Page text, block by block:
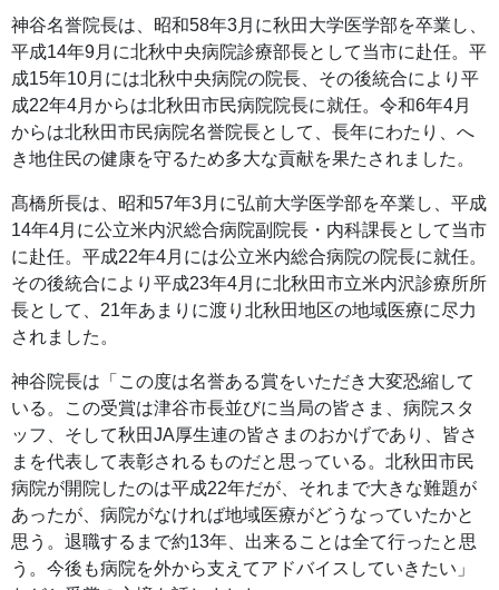
神谷名誉院長は 、昭和58年3月に秋田大学医学部を卒業し、
平成14年9月に北秋中央病院診療部長として当市に赴任。平
成15年10月には北秋中央病院の院長、その後統合により平
成22年4月からは北秋田市民病院院長に就任。令和6年4月
からは北秋田市民病院名誉院長として、長年にわたり、へ
き地住民の健康を守るため多大な貢献を果たされました。
髙橋所長は 、昭和57年3月に弘前大学医学部を卒業し、平成
14年4月に公立米内沢総合病院副院長・内科課長として当市
に赴任。平成22年4月には公立米内総合病院の院長に就任。
その後統合により平成23年4月に北秋田市立米内沢診療所所
長として、21年あまりに渡り北秋田地区の地域医療に尽力
されました。
神谷院長は「この度は名誉ある賞をいただき大変恐縮して
いる。この受賞は津谷市長並びに当局の皆さま、病院スタ
ッフ、そして秋田JA厚生連の皆さまのおかげであり、皆さ
まを代表して表彰されるものだと思っている。北秋田市民
病院が開院したのは平成22年だが、それまで大きな難題が
あったが、病院がなければ地域医療がどうなっていたかと
思う。退職するまで約13年、出来ることは全て行ったと思
う。今後も病院を外から支えてアドバイスしていきたい」